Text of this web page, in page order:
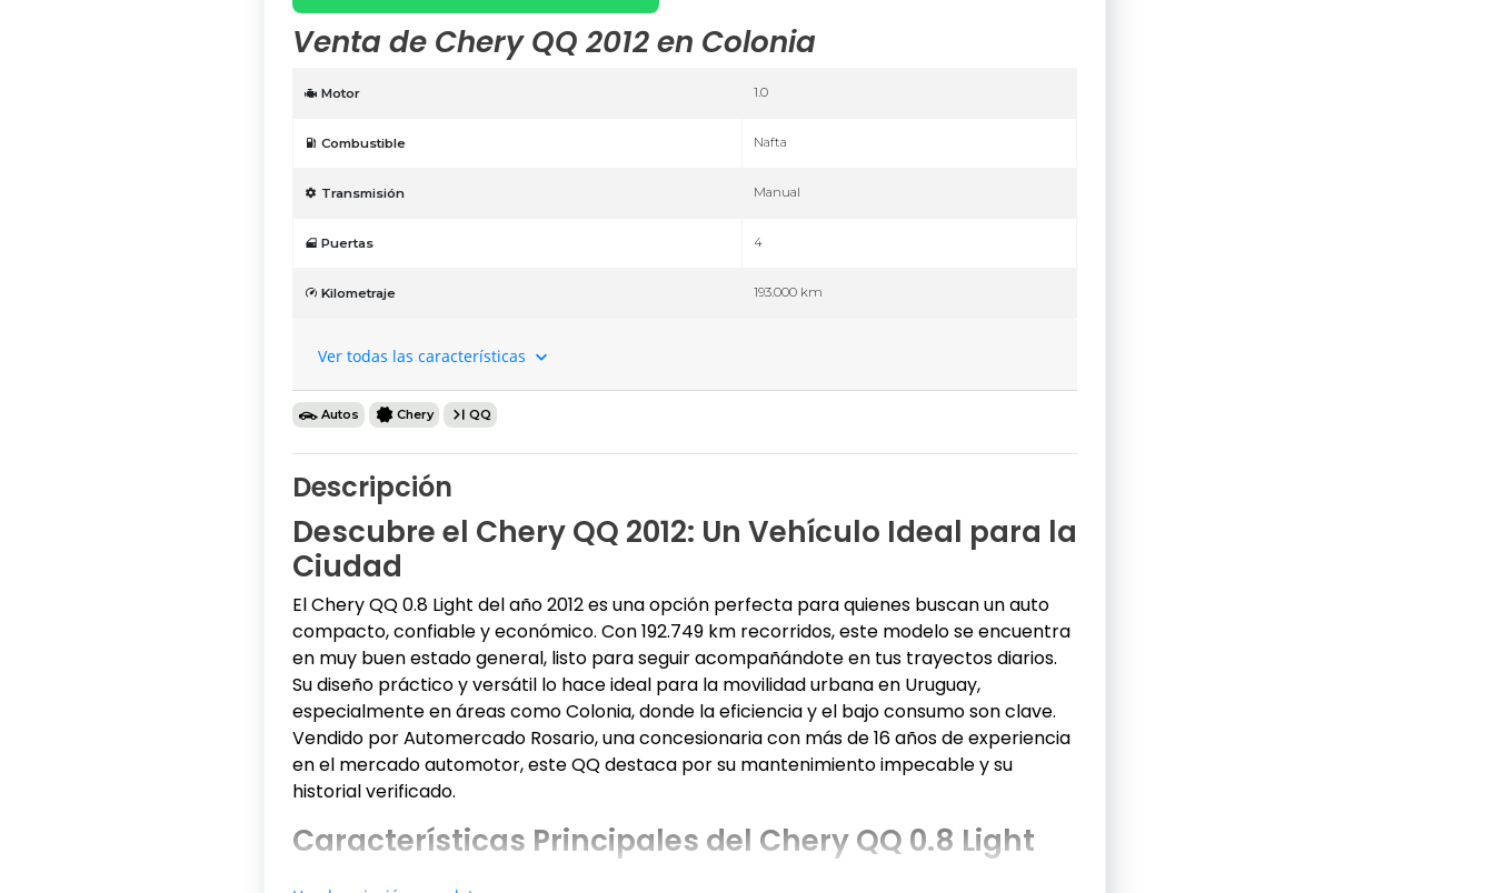
Venta de Chery QQ 2012 en Colonia
Motor 1.0
Combustible Nafta
Transmisión Manual
Puertas 4
Kilometraje 193.000 km
Ver todas las características
Autos Chery QQ
Descripción
Descubre el Chery QQ 2012: Un Vehículo Ideal para la
Ciudad
El Chery QQ 0.8 Light del año 2012 es una opción perfecta para quienes buscan un auto
compacto, confiable y económico. Con 192.749 km recorridos, este modelo se encuentra
en muy buen estado general, listo para seguir acompañándote en tus trayectos diarios.
Su diseño práctico y versátil lo hace ideal para la movilidad urbana en Uruguay,
especialmente en áreas como Colonia, donde la eficiencia y el bajo consumo son clave.
Vendido por Automercado Rosario, una concesionaria con más de 16 años de experiencia
en el mercado automotor, este QQ destaca por su mantenimiento impecable y su
historial verificado.
Características Principales del Chery QQ 0.8 Light